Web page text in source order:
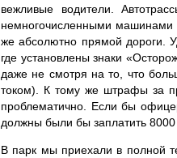
вежливые водители.
немногочисленными машинами
же абсолютно прямой дороги.
где установлены знаки
даже не смотря на то, что
током). К тому же штрафы за
проблематично. Если бы
должны были бы заплатить
В парк мы приехали в полной